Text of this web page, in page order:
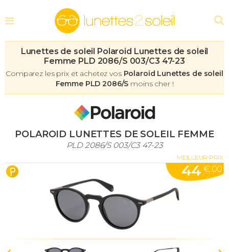
Lunettes de soleil Polaroid Lunettes de soleil
Femme PLD 2086/S 003/C3 47-23
Comparez les prix et achetez vos Polaroid Lunettes de soleil
Femme PLD 2086/S moins cher !
POLAROID LUNETTES DE SOLEIL FEMME
PLD 2086/S 003/C3 47-23
MEILLEUR PRIX
44 € 00